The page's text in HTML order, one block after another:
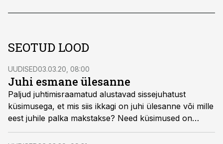
SEOTUD LOOD
UUDISED03.03.20, 08:00
Juhi esmane ülesanne
Paljud juhtimisraamatud alustavad sissejuhatust
küsimusega, et mis siis ikkagi on juhi ülesanne või mille
eest juhile palka makstakse? Need küsimused on
kahtlemata õigustatud ja neile võib vastata väga
erineval viisil. Minul on kümne aasta pikkuse